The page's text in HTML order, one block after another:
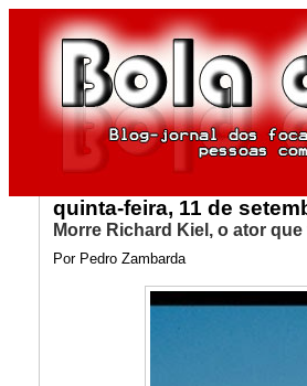
quinta-feira, 11 de
Morre Richard Kiel, o ator
Por Pedro Zambarda